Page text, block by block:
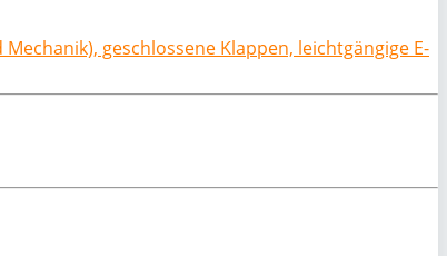
geschlossene Klappen, leichtgängige E-